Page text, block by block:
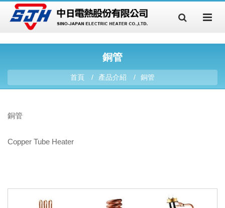
銅管
首頁 產品介紹 銅管
銅管
Copper Tube Heater